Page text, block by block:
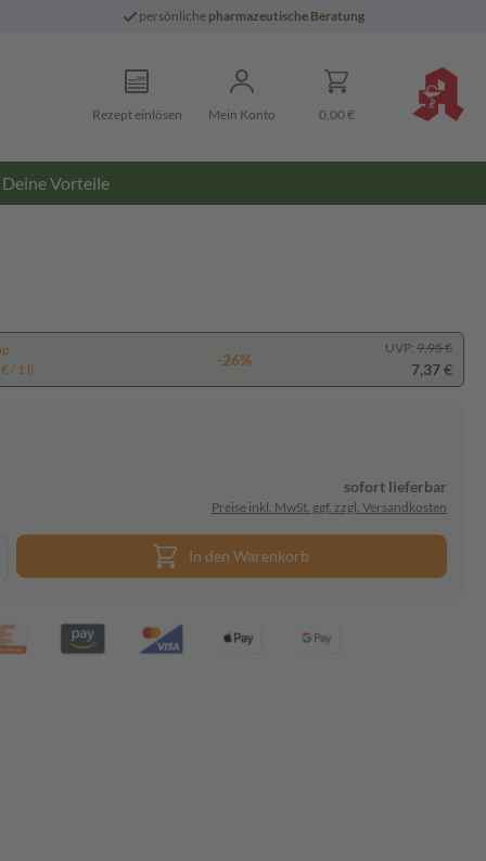
persönliche pharmazeutische Beratung
Rezept einlösen Mein Konto 0,00 €
Deine Vorteile
/ 1 l)
-26%
UVP: 9,95 €
7,37 €
sofort lieferbar
Preise inkl. MwSt. ggf. zzgl. Versandkosten
In den Warenkorb